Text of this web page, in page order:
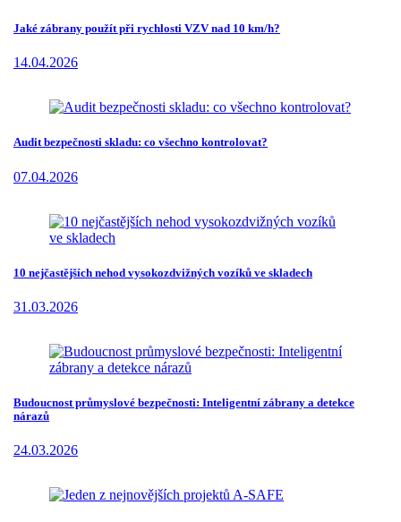
Jaké zábrany použít při rychlosti VZV nad 10 km/h?
14.04.2026
Audit bezpečnosti skladu: co všechno kontrolovat?
07.04.2026
10 nejčastějších nehod vysokozdvižných vozíků ve skladech
31.03.2026
Budoucnost průmyslové bezpečnosti: Inteligentní zábrany a detekce
nárazů
24.03.2026